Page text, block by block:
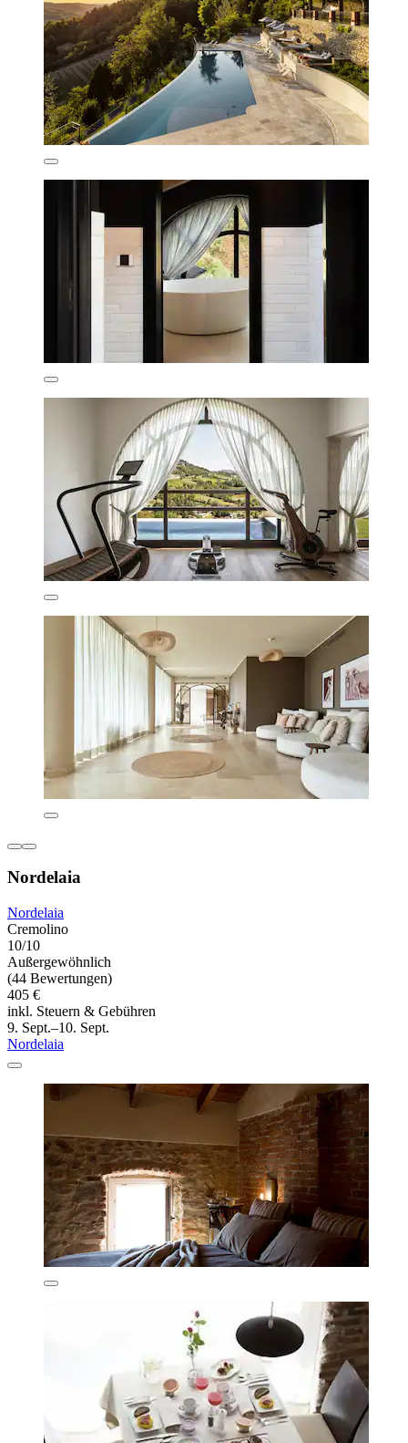
Nordelaia
Nordelaia
Cremolino
10/10
Außergewöhnlich
(44 Bewertungen)
405 €
inkl. Steuern & Gebühren
9. Sept.–10. Sept.
Nordelaia